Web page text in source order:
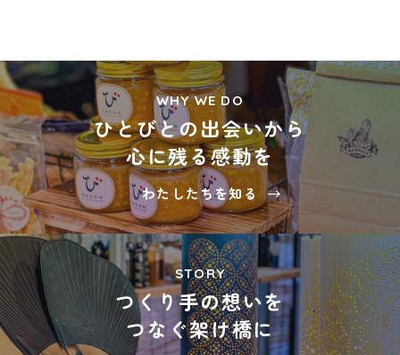
WHY WE DO
ひとびとの出会いから
心に残る感動を
わたしたちを知る
STORY
つくり手の想いを
つなぐ架け橋に